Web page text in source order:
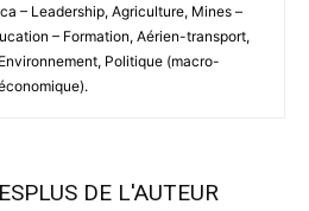
– Leadership, Agriculture, Mines –
– Formation, Aérien-transport,
Politique (macro-
PLUS DE L'AUTEUR